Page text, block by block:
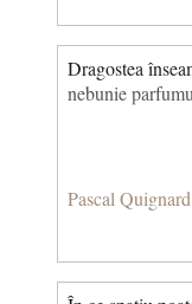
Dragostea
nebunie
Pascal Quignard